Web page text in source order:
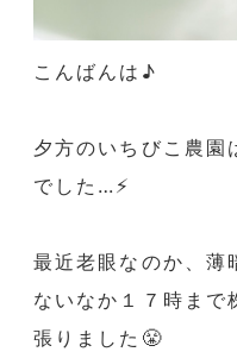
こんばんは♪
夕方のいちびこ農園
でした…⚡️
最近老眼なのか、薄
ないなか１７時まで
張りました😤